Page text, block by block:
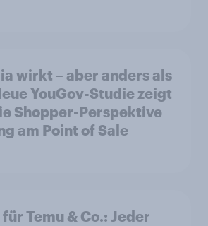
wirkt – aber anders als
YouGov-Studie zeigt
Shopper-Perspektive
am Point of Sale
Temu & Co.: Jeder